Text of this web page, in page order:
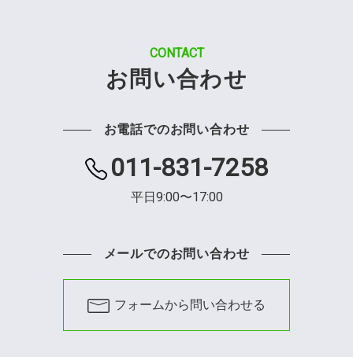
CONTACT
お問い合わせ
お電話でのお問い合わせ
011-831-7258
平日9:00〜17:00
メールでのお問い合わせ
フォームから問い合わせる